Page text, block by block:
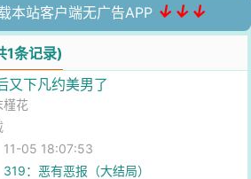
本站客户端无广告APP ↓↓↓
1条记录)
又下凡约美男了
槿花
11-05 18:07:53
319：恶有恶报（大结局）